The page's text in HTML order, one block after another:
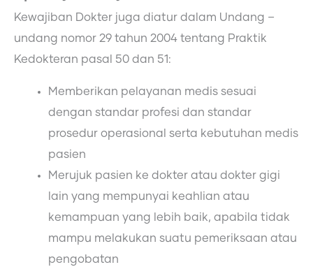
Kewajiban Dokter juga diatur dalam Undang –
undang nomor 29 tahun 2004 tentang Praktik
Kedokteran pasal 50 dan 51:
Memberikan pelayanan medis sesuai
dengan standar profesi dan standar
prosedur operasional serta kebutuhan medis
pasien
Merujuk pasien ke dokter atau dokter gigi
lain yang mempunyai keahlian atau
kemampuan yang lebih baik, apabila tidak
mampu melakukan suatu pemeriksaan atau
pengobatan